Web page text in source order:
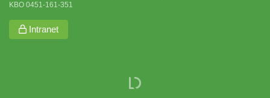
KBO 0451-161-351
Intranet